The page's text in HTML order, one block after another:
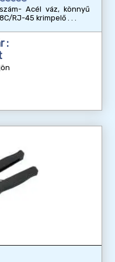
Acél váz, könnyű
RJ-45 krimpelő
: